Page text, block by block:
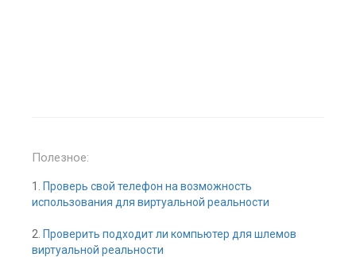
Полезное:
1. Проверь свой телефон на возможность
использования для виртуальной реальности
2. Проверить подходит ли компьютер для шлемов
виртуальной реальности